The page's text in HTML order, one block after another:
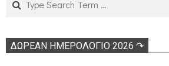
ΔΩΡΕΑΝ ΗΜΕΡΟΛΟΓΙΟ 2026 ↷